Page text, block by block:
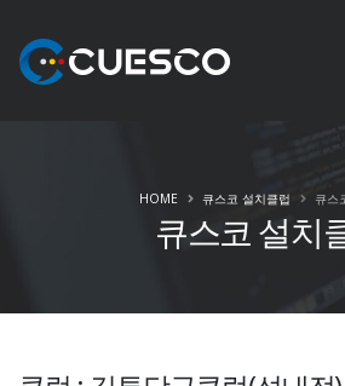
큐스코 설치
HOME 큐스코 설치클럽 큐스